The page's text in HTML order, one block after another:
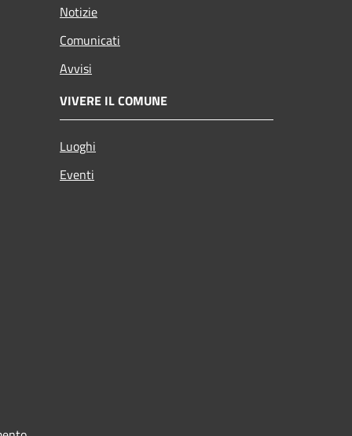
Notizie
Comunicati
Avvisi
VIVERE IL COMUNE
Luoghi
Eventi